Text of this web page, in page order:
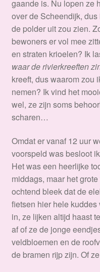
gaande is. Nu lopen ze
over de Scheendijk,
de polder uit zou zien.
bewoners er vol mee
en straten krioelen? Ik
waar de rivierkreeften
kreeft, dus waarom zou
nemen? Ik vind het
wel, ze zijn soms
scharen…
Omdat er vanaf 12 uur
voorspeld was besloot
Het was een heerlijke
middags, maar het
ochtend bleek dat de
fietsen hier hele
in, ze lijken altijd haast
af of ze de jonge
veldbloemen en de
de bramen rijp zijn. Of